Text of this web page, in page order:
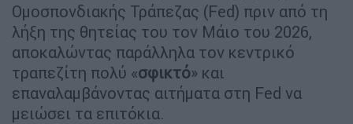
Ομοσπονδιακής Τράπεζας (Fed) πριν από τη
λήξη της θητείας του τον Μάιο του 2026,
αποκαλώντας παράλληλα τον κεντρικό
τραπεζίτη πολύ «σφικτό» και
επαναλαμβάνοντας αιτήματα στη Fed να
μειώσει τα επιτόκια.